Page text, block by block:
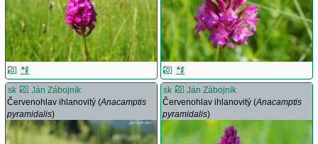
sk
Ján Zábojník
Červenohlav ihlanovitý (Anacamptis
pyramidalis)
sk
Ján Zábojník
Červenohlav ihlanovitý (Anacamptis
pyramidalis)